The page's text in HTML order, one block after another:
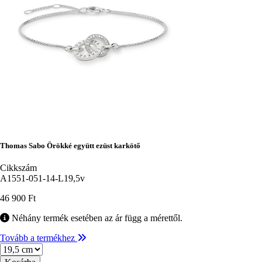
Thomas Sabo Örökké együtt ezüst karkötő
Cikkszám
A1551-051-14-L19,5v
46 900 Ft
Néhány termék esetében az ár függ a mérettől.
Tovább a termékhez
Méret